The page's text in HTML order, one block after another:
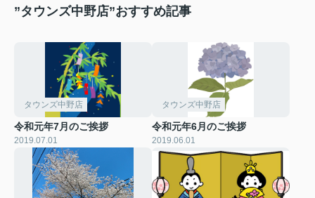
”タウンズ中野店”おすすめ記事
タウンズ中野店
令和元年7月のご挨拶
2019.07.01
タウンズ中野店
令和元年6月のご挨拶
2019.06.01